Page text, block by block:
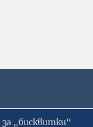
„бисквитки“